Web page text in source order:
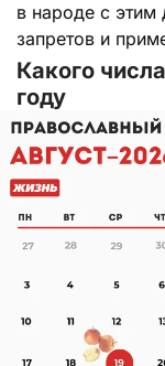
в народе с этим
запретов и
Какого
году